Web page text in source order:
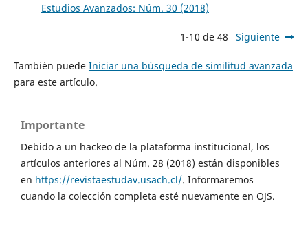
Estudios Avanzados: Núm. 30 (2018)
1-10 de 48 Siguiente
También puede Iniciar una búsqueda de similitud avanzada
para este artículo.
Importante
Debido a un hackeo de la plataforma institucional, los
artículos anteriores al Núm. 28 (2018) están disponibles
en https://revistaestudav.usach.cl/. Informaremos
cuando la colección completa esté nuevamente en OJS.